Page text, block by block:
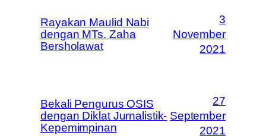
Rayakan Maulid Nabi
dengan MTs. Zaha
Bersholawat
3
November
2021
Bekali Pengurus OSIS
dengan Diklat Jurnalistik-
Kepemimpinan
27
September
2021